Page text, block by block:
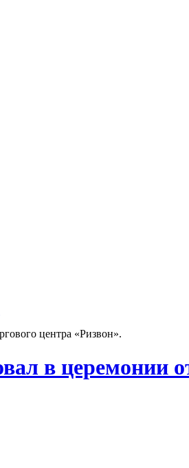
центра «Ризвон».
в церемонии